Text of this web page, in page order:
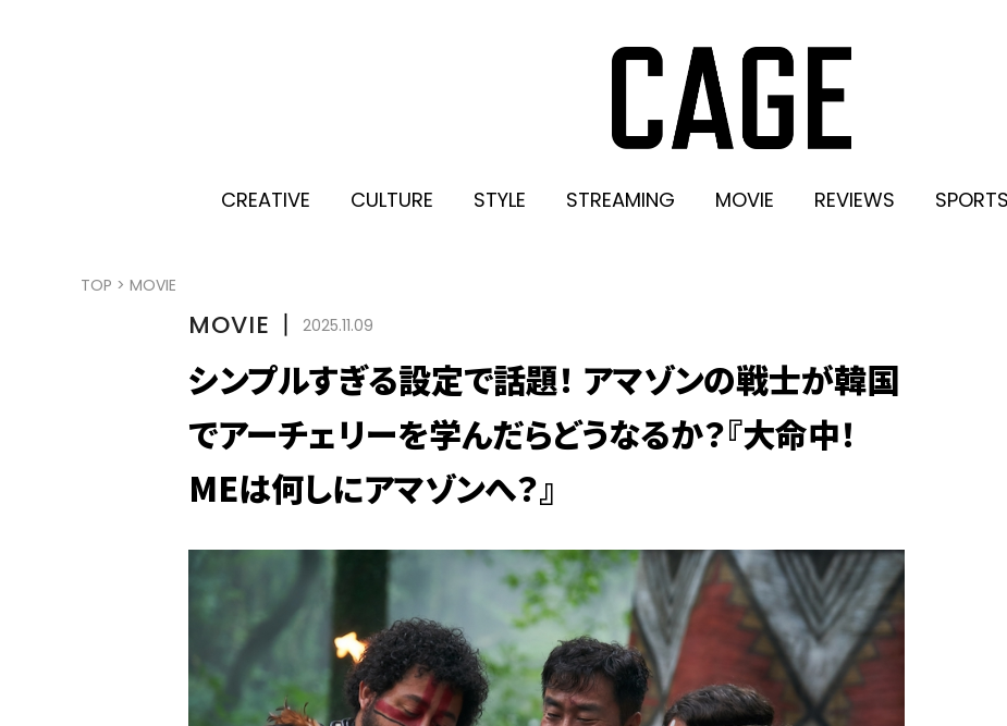
CREATIVE CULTURE STYLE STREAMING MOVIE REVIEWS SPORTS
TOP > MOVIE
MOVIE 丨 2025.11.09
シンプルすぎる設定で話題！ アマゾンの戦士が韓国
でアーチェリーを学んだらどうなるか？『大命中！
MEは何しにアマゾンへ？』